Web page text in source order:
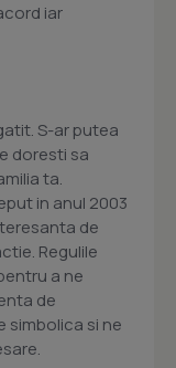
iar
S-ar putea
doresti sa
ta.
in anul 2003
de
Regulile
a ne
de
simbolica si ne